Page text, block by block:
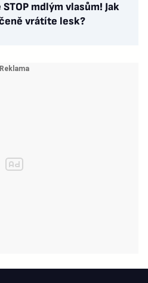
mdlým vlasům! Jak
vrátíte lesk?